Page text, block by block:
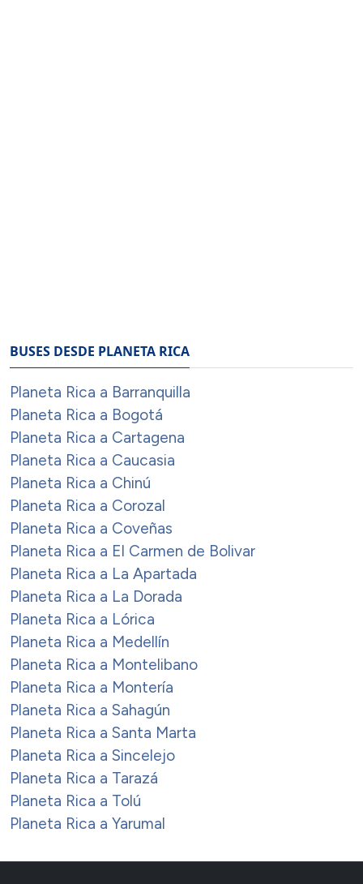
BUSES DESDE PLANETA RICA
Planeta Rica a Barranquilla
Planeta Rica a Bogotá
Planeta Rica a Cartagena
Planeta Rica a Caucasia
Planeta Rica a Chinú
Planeta Rica a Corozal
Planeta Rica a Coveñas
Planeta Rica a El Carmen de Bolivar
Planeta Rica a La Apartada
Planeta Rica a La Dorada
Planeta Rica a Lórica
Planeta Rica a Medellín
Planeta Rica a Montelibano
Planeta Rica a Montería
Planeta Rica a Sahagún
Planeta Rica a Santa Marta
Planeta Rica a Sincelejo
Planeta Rica a Tarazá
Planeta Rica a Tolú
Planeta Rica a Yarumal